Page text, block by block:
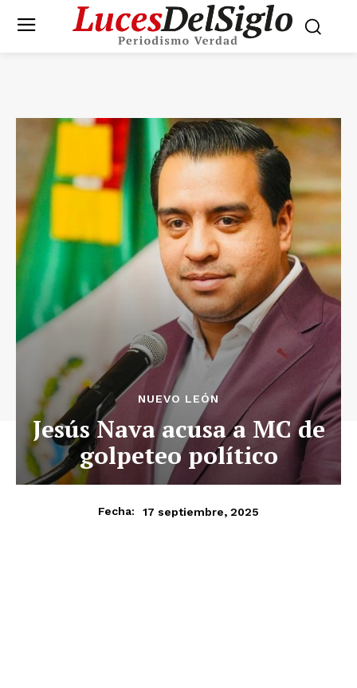
NUEVO LEÓN
Jesús Nava acusa a MC de
golpeteo político
Fecha: 17 septiembre, 2025